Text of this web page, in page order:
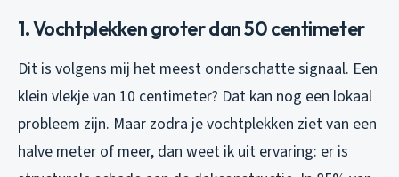
1. Vochtplekken groter dan 50 centimeter
Dit is volgens mij het meest onderschatte signaal. Een
klein vlekje van 10 centimeter? Dat kan nog een lokaal
probleem zijn. Maar zodra je vochtplekken ziet van een
halve meter of meer, dan weet ik uit ervaring: er is